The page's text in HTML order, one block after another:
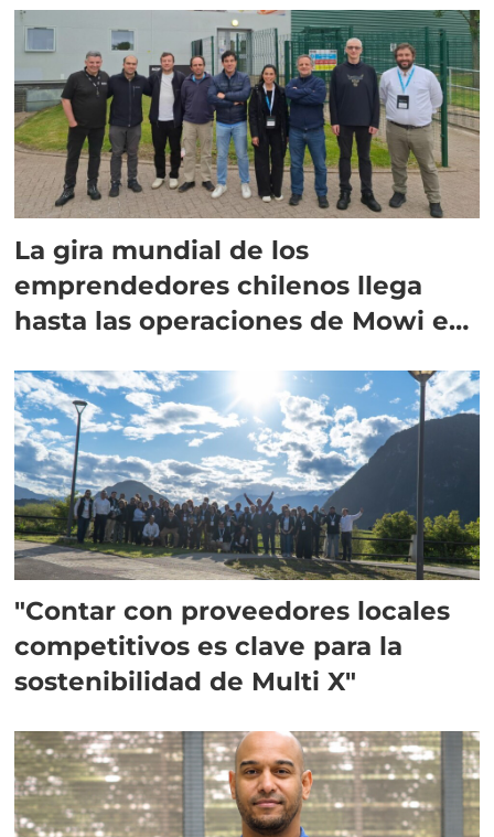
La gira mundial de los
emprendedores chilenos llega
hasta las operaciones de Mowi en
"Contar con proveedores locales
competitivos es clave para la
sostenibilidad de Multi X"